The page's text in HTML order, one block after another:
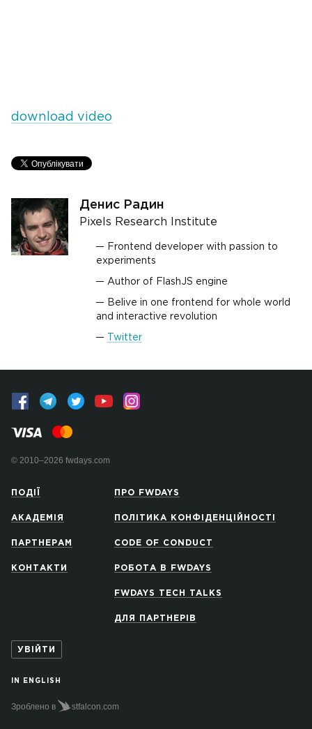
download video
Денис Радин
Pixels Research Institute
Frontend developer with passion to
experiments
Author of FlashJS engine
Belive in one frontend for whole world
and interactive revolution
Twitter
© 2010–2026 fwdays.com
ПОДІЇ
АКАДЕМІЯ
ПАРТНЕРАМ
КОНТАКТИ
ПРО FWDAYS
ПОЛІТИКА КОНФІДЕНЦІЙНОСТІ
CODE OF CONDUCT
РОБОТА В FWDAYS
FWDAYS TECH TALKS
ДЛЯ ПАРТНЕРІВ
УВІЙТИ
IN ENGLISH
Зроблено в stfalcon.com